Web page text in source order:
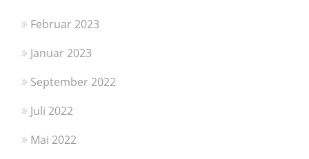
Februar 2023
Januar 2023
September 2022
Juli 2022
Mai 2022